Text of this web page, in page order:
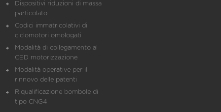
Dispositivi riduzioni di massa
particolato
Codici immatricolativi di
ciclomotori omologati
Modalità di collegamento al
CED motorizzazione
Modalità operative per il
rinnovo delle patenti
Riqualificazione bombole di
tipo CNG4